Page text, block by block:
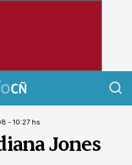
- 10:27 hs
Jones